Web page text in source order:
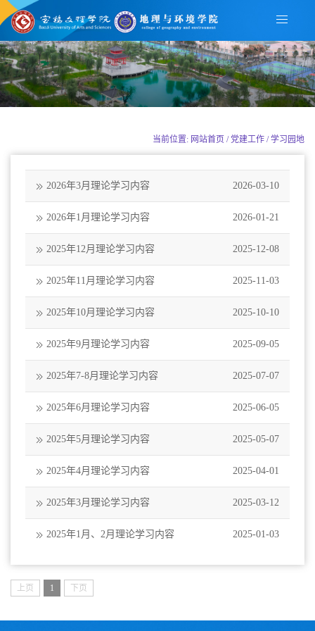
当前位置: 网站首页 / 党建工作 / 学习园地
2026年3月理论学习内容 2026-03-10
2026年1月理论学习内容 2026-01-21
2025年12月理论学习内容 2025-12-08
2025年11月理论学习内容 2025-11-03
2025年10月理论学习内容 2025-10-10
2025年9月理论学习内容 2025-09-05
2025年7-8月理论学习内容 2025-07-07
2025年6月理论学习内容 2025-06-05
2025年5月理论学习内容 2025-05-07
2025年4月理论学习内容 2025-04-01
2025年3月理论学习内容 2025-03-12
2025年1月、2月理论学习内容 2025-01-03
上页 1 下页